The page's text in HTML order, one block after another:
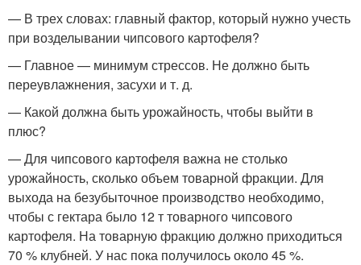
— В трех словах: главный фактор, который нужно учесть
при возделывании чипсового картофеля?
— Главное — минимум стрессов. Не должно быть
переувлажнения, засухи и т. д.
— Какой должна быть урожайность, чтобы выйти в
плюс?
— Для чипсового картофеля важна не столько
урожайность, сколько объем товарной фракции. Для
выхода на безубыточное производство необходимо,
чтобы с гектара было 12 т товарного чипсового
картофеля. На товарную фракцию должно приходиться
70 % клубней. У нас пока получилось около 45 %.